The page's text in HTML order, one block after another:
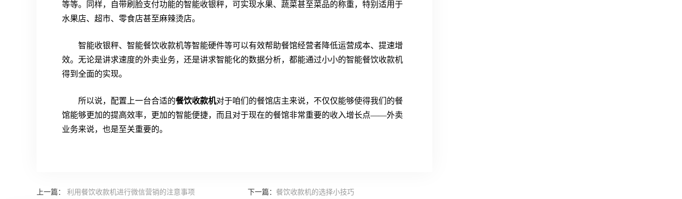
等等。同样，自带刷脸支付功能的智能收银秤，可实现水果、蔬菜甚至菜品的称重，特别适用于
水果店、超市、零食店甚至麻辣烫店。
智能收银秤、智能餐饮收款机等智能硬件等可以有效帮助餐馆经营者降低运营成本、提速增
效。无论是讲求速度的外卖业务，还是讲求智能化的数据分析，都能通过小小的智能餐饮收款机
得到全面的实现。
所以说，配置上一台合适的餐饮收款机对于咱们的餐馆店主来说，不仅仅能够使得我们的餐
馆能够更加的提高效率，更加的智能便捷，而且对于现在的餐馆非常重要的收入增长点——外卖
业务来说，也是至关重要的。
上一篇： 利用餐饮收款机进行微信营销的注意事项 下一篇： 餐饮收款机的选择小技巧